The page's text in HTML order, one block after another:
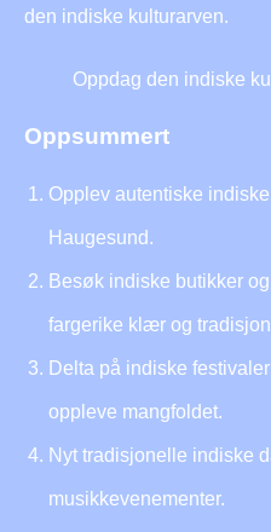
den indiske kulturarven.
Oppdag den indiske
Oppsummert
Opplev autentiske
Haugesund.
Besøk indiske butikker
fargerike klær og
Delta på indiske
oppleve mangfoldet.
Nyt tradisjonelle indiske
musikkevenementer.